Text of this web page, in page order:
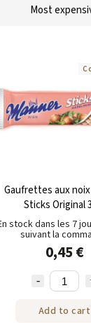
Most
Gaufrettes aux
Sticks Original
stock dans les 7
suivant la
0,45 €
Add to cart